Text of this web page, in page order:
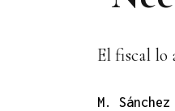
El fiscal lo
M. Sánchez